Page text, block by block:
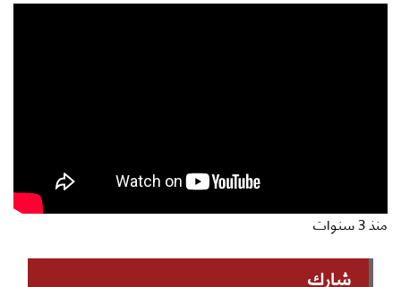
منذ 3 سنوات
شارك